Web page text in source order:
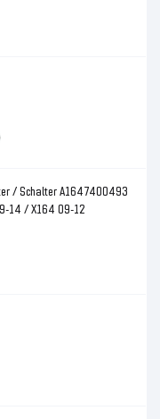
/ Schalter A1647400493
14 / X164 09-12